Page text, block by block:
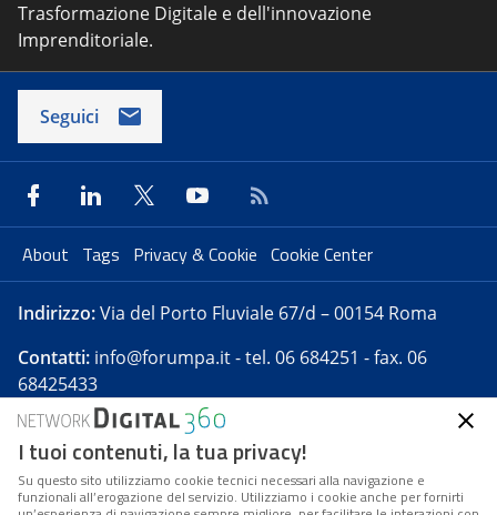
Trasformazione Digitale e dell'innovazione
Imprenditoriale.
Seguici
About Tags Privacy & Cookie Cookie Center
Indirizzo:Via del Porto Fluviale 67/d – 00154 Roma
Contatti: info@forumpa.it- tel. 06 684251 - fax. 06
68425433
Forumpa.itè una pubblicazione telematica iscritta
presso Registro della stampa del Tribunale di Roma -
Reg. n. 182 del 2 maggio 2008 - Direttore resp. Michela
I tuoi contenuti, la tua privacy!
Su questo sito utilizziamo cookie tecnici necessari alla navigazione e
funzionali all’erogazione del servizio. Utilizziamo i cookie anche per fornirti